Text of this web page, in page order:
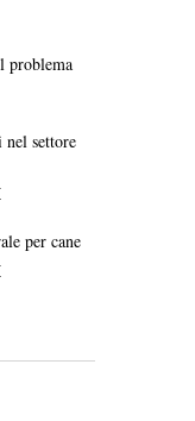
problema
settore
per cane